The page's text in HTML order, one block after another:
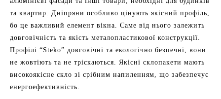
та квартир. Дніпряни особливо цінують якісний профіль,
бо це важливий елемент вікна. Саме від нього залежить
довговічність та якість металопластикової конструкції.
Профілі “Steko” довговічні та екологічно безпечні, вони
не жовтіють та не тріскаються. Якісні склопакети мають
високоякісне скло зі срібним напиленням, що забезпечує
енергоефективність.